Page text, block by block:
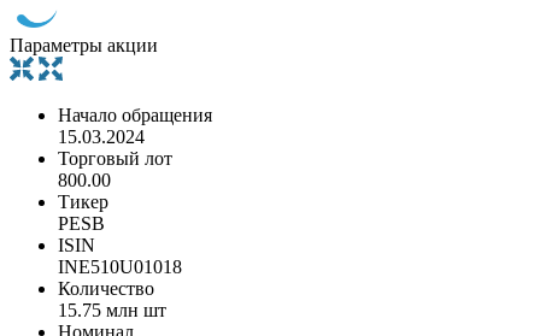
Параметры акции
Начало обращения
15.03.2024
Торговый лот
800.00
Тикер
PESB
ISIN
INE510U01018
Количество
15.75 млн шт
Номинал